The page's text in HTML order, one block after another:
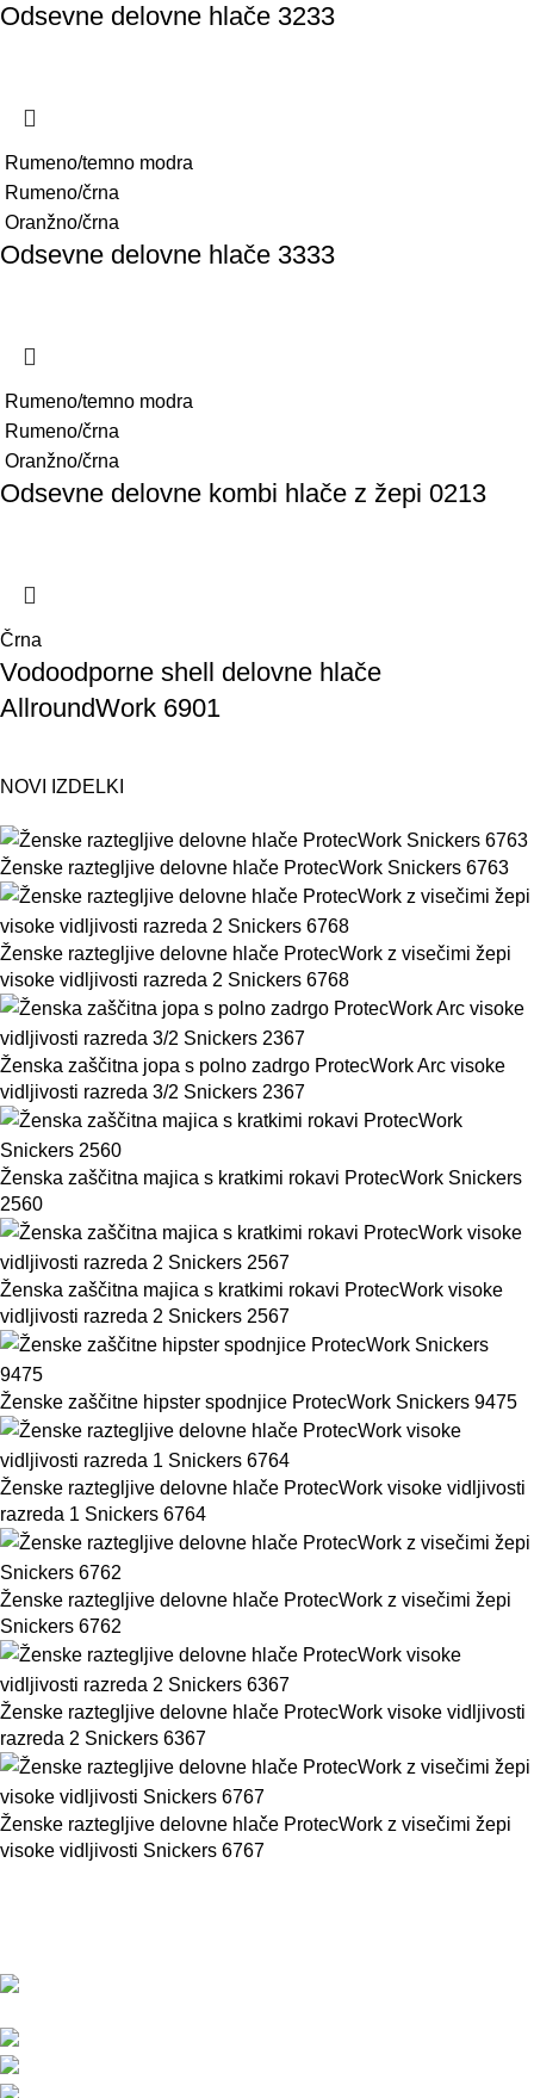
NOVI IZDELKI
Ženske raztegljive delovne hlače ProtecWork Snickers 6763
Ženske raztegljive delovne hlače ProtecWork z visečimi žepi
visoke vidljivosti razreda 2 Snickers 6768
Ženska zaščitna jopa s polno zadrgo ProtecWork Arc visoke
vidljivosti razreda 3/2 Snickers 2367
Ženska zaščitna majica s kratkimi rokavi ProtecWork Snickers
2560
Ženska zaščitna majica s kratkimi rokavi ProtecWork visoke
vidljivosti razreda 2 Snickers 2567
Ženske zaščitne hipster spodnjice ProtecWork Snickers 9475
Ženske raztegljive delovne hlače ProtecWork visoke vidljivosti
razreda 1 Snickers 6764
Ženske raztegljive delovne hlače ProtecWork z visečimi žepi
Snickers 6762
Ženske raztegljive delovne hlače ProtecWork visoke vidljivosti
razreda 2 Snickers 6367
Ženske raztegljive delovne hlače ProtecWork z visečimi žepi
visoke vidljivosti Snickers 6767
Odsevne delovne hlače 3233
Rumeno/temno modra
Rumeno/črna
Oranžno/črna
Odsevne delovne hlače 3333
Rumeno/temno modra
Rumeno/črna
Oranžno/črna
Odsevne delovne kombi hlače z žepi 0213
Črna
Vodoodporne shell delovne hlače
AllroundWork 6901